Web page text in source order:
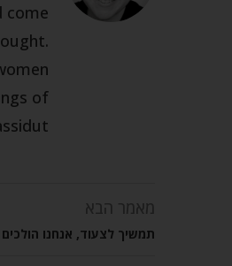
come
of
מאמר הבא
תמשיך לצעוד, אנחנו